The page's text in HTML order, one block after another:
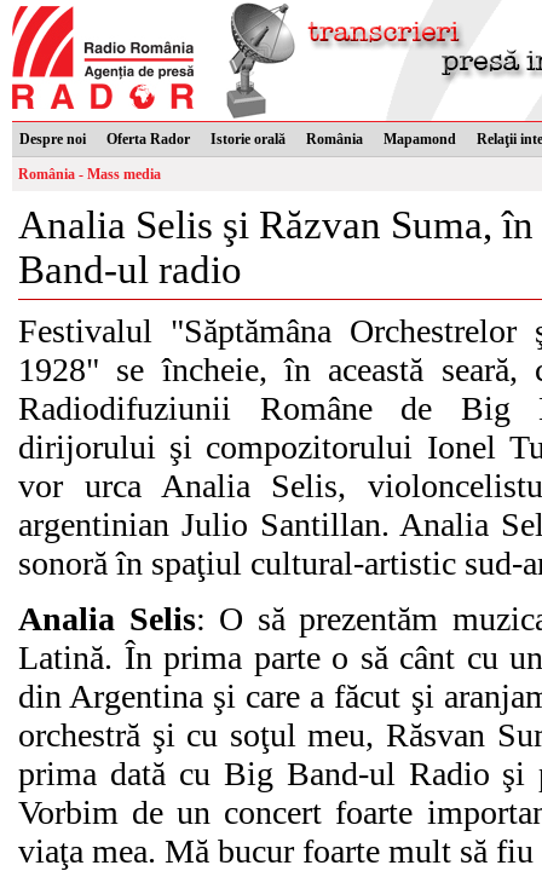
Despre noi Oferta Rador Istorie orală România Mapamond Relaţii
România - Mass media
Analia Selis şi Răzvan Suma,
Band-ul radio
Festivalul "Săptămâna
1928" se încheie, în această
Radiodifuziunii Române de Big
dirijorului şi compozitorului Ionel
vor urca Analia Selis,
argentinian Julio Santillan. Analia
sonoră în spaţiul cultural-artistic sud-
Analia Selis: O să prezentăm
Latină. În prima parte o să cânt cu
din Argentina şi care a făcut şi
orchestră şi cu soţul meu, Răsvan
prima dată cu Big Band-ul Radio şi
Vorbim de un concert foarte
viaţa mea. Mă bucur foarte mult să fiu